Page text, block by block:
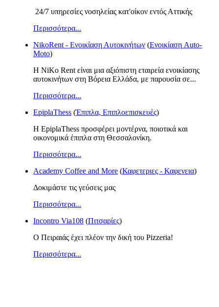
24/7 υπηρεσίες νοσηλείας κατ'οίκον εντός Αττικής
Περισσότερα...
NikoRent - Ενοικίαση Αυτοκινήτων (Ενοικίαση Auto-
Moto)
Η NiKo Rent είναι μια αξιόπιστη εταιρεία ενοικίασης
αυτοκινήτων στη Βόρεια Ελλάδα, με παρουσία σε...
Περισσότερα...
EpiplaThess (Έπιπλα, Επιπλοεπισκευές)
Η EpiplaThess προσφέρει μοντέρνα, ποιοτικά και
οικονομικά έπιπλα στη Θεσσαλονίκη.
Περισσότερα...
Academy Coffee and More (Καφετεριες - Καφενεια)
Δοκιμάστε τις γεύσεις μας
Περισσότερα...
Incontro Via108 (Πιτσαρίες)
Ο Πειραιάς έχει πλέον την δική του Pizzeria!
Περισσότερα...